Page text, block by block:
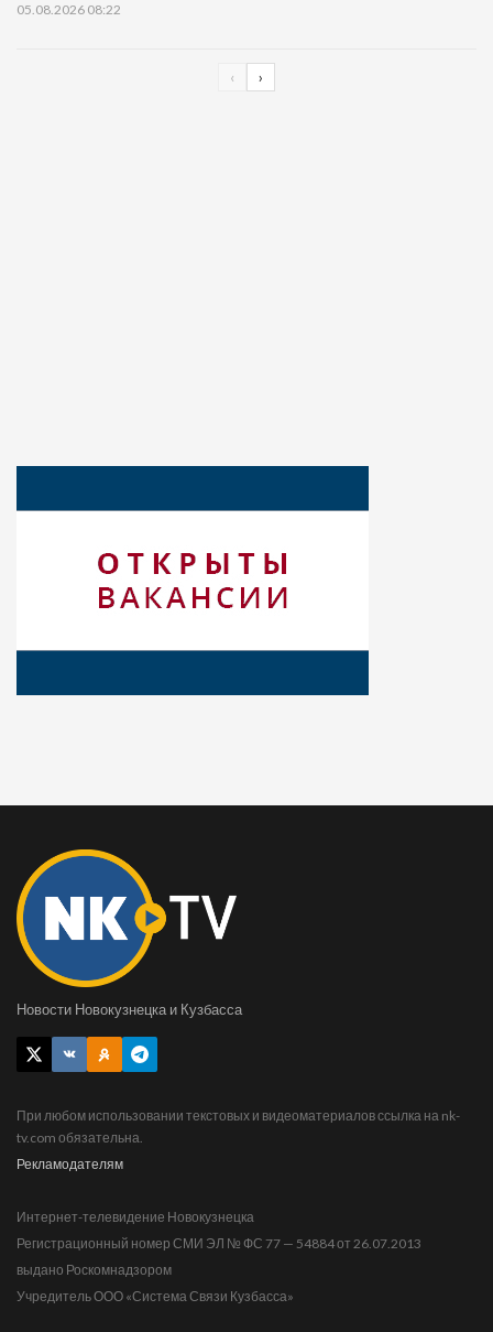
05.08.2026 08:22
‹ ›
Новости Новокузнецка и Кузбасса
При любом использовании текстовых и видеоматериалов ссылка на nk-
tv.com обязательна.
Рекламодателям
Интернет-телевидение Новокузнецка
Регистрационный номер СМИ ЭЛ № ФС 77 — 54884 от 26.07.2013
выдано Роскомнадзором
Учредитель ООО «Система Связи Кузбасса»